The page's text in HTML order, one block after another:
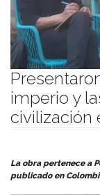
imperio y
civilización
La obra pertenece a
publicado en